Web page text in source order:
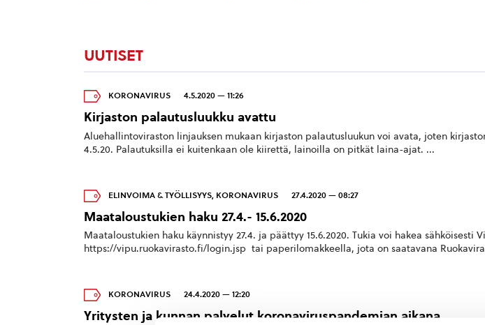
UUTISET
KORONAVIRUS 4.5.2020 — 11:26
Kirjaston palautusluukku avattu
Aluehallintoviraston linjauksen mukaan kirjaston palautusluukun voi avata, joten
4.5.20. Palautuksilla ei kuitenkaan ole kiirettä, lainoilla on pitkät laina-ajat. ...
ELINVOIMA & TYÖLLISYYS, KORONAVIRUS 27.4.2020 — 08:27
Maataloustukien haku 27.4.- 15.6.2020
Maataloustukien haku käynnistyy 27.4. ja päättyy 15.6.2020. Tukia voi hakea sähköisesti
https://vipu.ruokavirasto.fi/login.jsp tai paperilomakkeella, jota on saatavana
KORONAVIRUS 24.4.2020 — 12:20
Yritysten ja kunnan palvelut koronaviruspandemian aikana